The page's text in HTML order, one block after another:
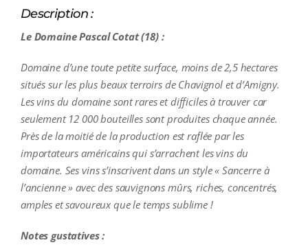
Description :
Le Domaine Pascal Cotat (18) :
Domaine d’une toute petite surface, moins de 2,5 hectares
situés sur les plus beaux terroirs de Chavignol et d’Amigny.
Les vins du domaine sont rares et difficiles à trouver car
seulement 12 000 bouteilles sont produites chaque année.
Près de la moitié de la production est raflée par les
importateurs américains qui s’arrachent les vins du
domaine. Ses vins s’inscrivent dans un style « Sancerre à
l’ancienne » avec des sauvignons mûrs, riches, concentrés,
amples et savoureux que le temps sublime !
Notes gustatives :